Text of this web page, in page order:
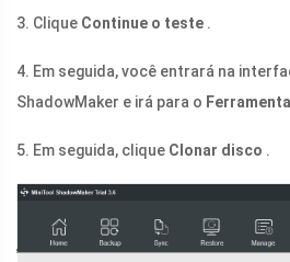
3. Clique Continue o teste .
4. Em seguida, você entrará na
ShadowMaker e irá para o
5. Em seguida, clique Clonar disco .